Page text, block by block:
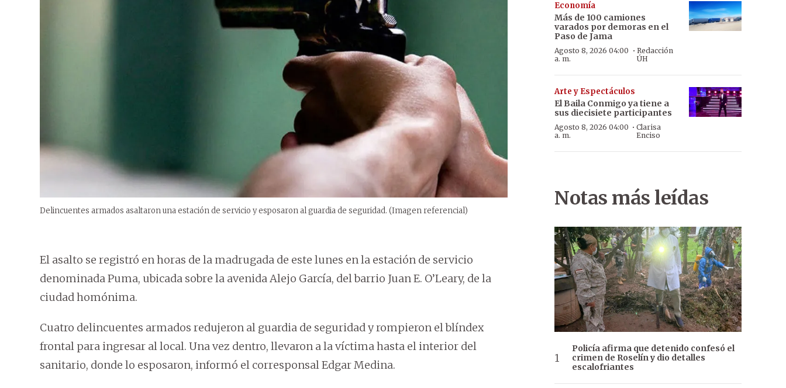
Delincuentes armados asaltaron una estación de servicio y esposaron al guardia de seguridad. (Imagen referencial)
El asalto se registró en horas de la madrugada de este lunes en la estación de servicio
denominada Puma, ubicada sobre la avenida Alejo García, del barrio Juan E. O’Leary, de la
ciudad homónima.
Cuatro delincuentes armados redujeron al guardia de seguridad y rompieron el blíndex
frontal para ingresar al local. Una vez dentro, llevaron a la víctima hasta el interior del
sanitario, donde lo esposaron, informó el corresponsal Edgar Medina.
Economía
Más de 100 camiones
varados por demoras en el
Paso de Jama
Agosto 8, 2026 04:00
a. m.
· Redacción
ÚH
Arte y Espectáculos
El Baila Conmigo ya tiene a
sus diecisiete participantes
Agosto 8, 2026 04:00
a. m.
· Clarisa
Enciso
Notas más leídas
Policía afirma que detenido confesó el
crimen de Roselín y dio detalles
escalofriantes